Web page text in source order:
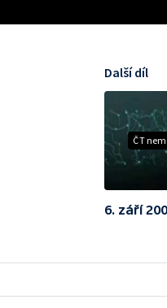
ČT
Další díl
6. září